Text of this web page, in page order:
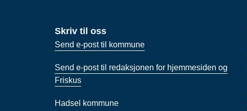
Skriv til oss
Send e-post til kommune
Send e-post til redaksjonen for hjemmesiden og
Friskus
Hadsel kommune